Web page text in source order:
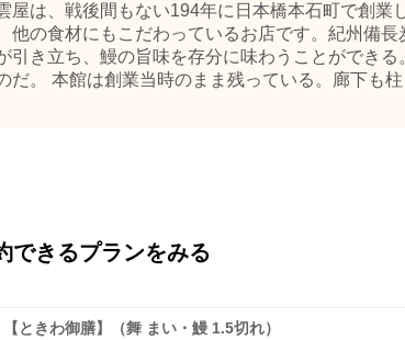
屋は、戦後間もない194年に日本橋本石町で創
他の食材にもこだわっているお店です。紀州備
引き立ち、鰻の旨味を存分に味わうことができ
だ。 本館は創業当時のまま残っている。廊下も
できるプランをみる
【ときわ御膳】（舞 まい・鰻 1.5切れ）